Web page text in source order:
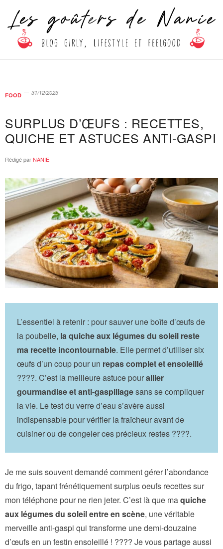
FOOD 31/12/2025
SURPLUS D’ŒUFS : RECETTES,
QUICHE ET ASTUCES ANTI-GASPI
Rédigé parNANIE
L’essentiel à retenir : pour sauver une boîte d’œufs de
la poubelle, la quiche aux légumes du soleil reste
ma recette incontournable. Elle permet d’utiliser six
œufs d’un coup pour un repas complet et ensoleillé
????. C’est la meilleure astuce pourallier
gourmandise et anti-gaspillagesans se compliquer
la vie. Le test du verre d’eau s’avère aussi
indispensable pour vérifier la fraîcheur avant de
cuisiner ou de congeler ces précieux restes ????.
Je me suis souvent demandé comment gérer l’abondance
du frigo, tapant frénétiquement surplus oeufs recettes sur
mon téléphone pour ne rien jeter. C’est là que maquiche
aux légumes du soleil entre en scène, une véritable
merveille anti-gaspi qui transforme une demi-douzaine
d’œufs en un festin ensoleillé ! ???? Je vous partage aussi